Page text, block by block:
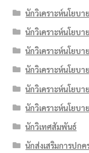
นักวิเคราะห์นโยบ
นักวิเคราะห์นโยบ
นักวิเคราะห์นโยบ
นักวิเคราะห์นโยบ
นักวิเคราะห์นโยบ
นักวิเคราะห์นโยบ
นักวิเทศสัมพันธ์
นักส่งเสริมการปก